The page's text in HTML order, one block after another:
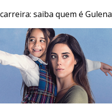
JR 24H RECORD
saiba quem é